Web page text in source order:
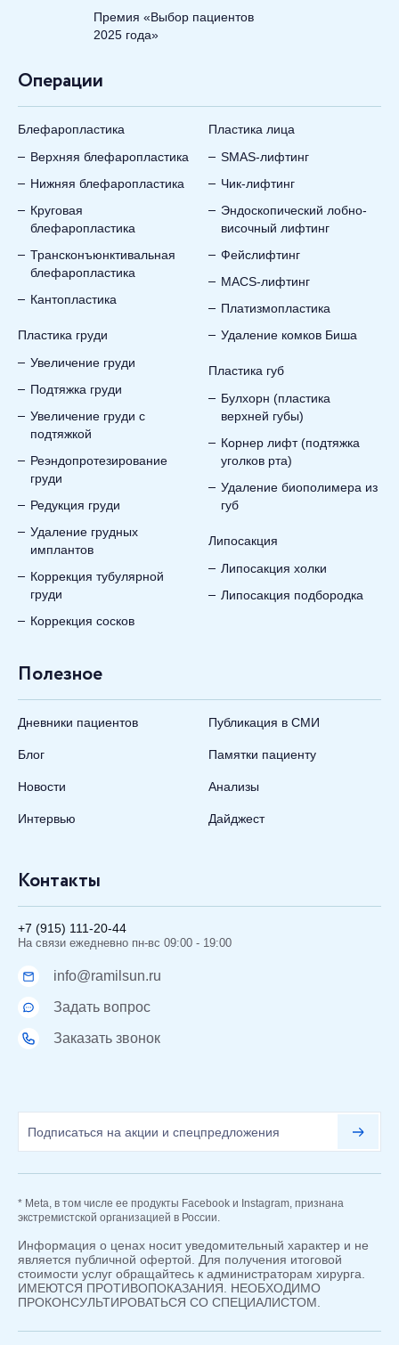
Премия «Выбор пациентов
2025 года»
Операции
Блефаропластика
Верхняя блефаропластика
Нижняя блефаропластика
Круговая
блефаропластика
Трансконъюнктивальная
блефаропластика
Кантопластика
Пластика груди
Увеличение груди
Подтяжка груди
Увеличение груди с
подтяжкой
Реэндопротезирование
груди
Редукция груди
Удаление грудных
имплантов
Коррекция тубулярной
груди
Коррекция сосков
Пластика лица
SMAS-лифтинг
Чик-лифтинг
Эндоскопический лобно-
височный лифтинг
Фейслифтинг
MACS-лифтинг
Платизмопластика
Удаление комков Биша
Пластика губ
Булхорн (пластика
верхней губы)
Корнер лифт (подтяжка
уголков рта)
Удаление биополимера из
губ
Липосакция
Липосакция холки
Липосакция подбородка
Полезное
Дневники пациентов
Блог
Новости
Интервью
Публикация в СМИ
Памятки пациенту
Анализы
Дайджест
Контакты
+7 (915) 111-20-44
На связи ежедневно пн-вс 09:00 - 19:00
info@ramilsun.ru
Задать вопрос
Заказать звонок
* Meta, в том числе ее продукты Facebook и Instagram, признана
экстремистской организацией в России.
Информация о ценах носит уведомительный характер и не
является публичной офертой. Для получения итоговой
стоимости услуг обращайтесь к администраторам хирурга.
ИМЕЮТСЯ ПРОТИВОПОКАЗАНИЯ. НЕОБХОДИМО
ПРОКОНСУЛЬТИРОВАТЬСЯ СО СПЕЦИАЛИСТОМ.